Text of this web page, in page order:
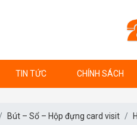
TIN TỨC CHÍNH SÁCH
Bút – Sổ – Hộp đựng card visit